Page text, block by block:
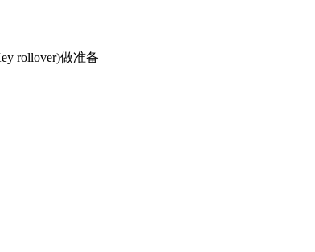
rollover)做准备